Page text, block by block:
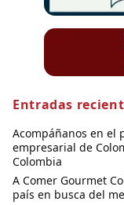
Entradas
Acompáñanos en el
empresarial de
Colombia
A Comer Gourmet
país en busca del